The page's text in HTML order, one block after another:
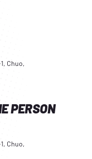
Chuo,
PERSON
Chuo,